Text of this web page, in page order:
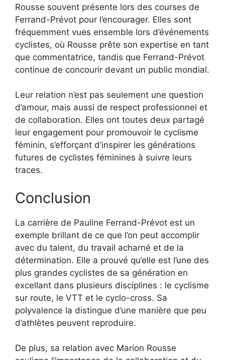
Rousse souvent présente lors des courses de
Ferrand-Prévot pour l’encourager. Elles sont
fréquemment vues ensemble lors d’événements
cyclistes, où Rousse prête son expertise en tant
que commentatrice, tandis que Ferrand-Prévot
continue de concourir devant un public mondial.
Leur relation n’est pas seulement une question
d’amour, mais aussi de respect professionnel et
de collaboration. Elles ont toutes deux partagé
leur engagement pour promouvoir le cyclisme
féminin, s’efforçant d’inspirer les générations
futures de cyclistes féminines à suivre leurs
traces.
Conclusion
La carrière de Pauline Ferrand-Prévot est un
exemple brillant de ce que l’on peut accomplir
avec du talent, du travail acharné et de la
détermination. Elle a prouvé qu’elle est l’une des
plus grandes cyclistes de sa génération en
excellant dans plusieurs disciplines : le cyclisme
sur route, le VTT et le cyclo-cross. Sa
polyvalence la distingue d’une manière que peu
d’athlètes peuvent reproduire.
De plus, sa relation avec Marion Rousse